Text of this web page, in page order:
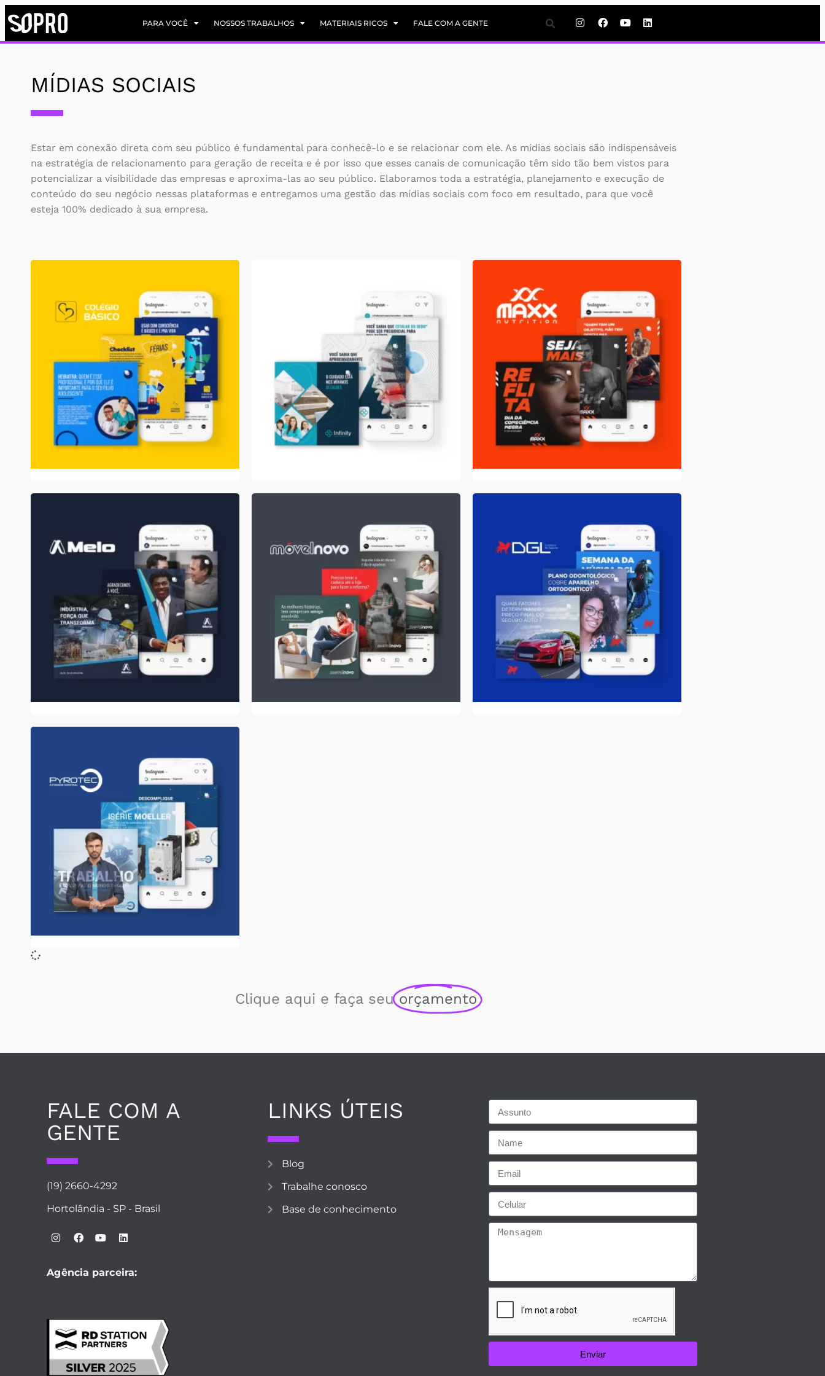
PARA VOCÊ NOSSOS TRABALHOS MATERIAIS RICOS FALE COM A GENTE
MÍDIAS SOCIAIS
Estar em conexão direta com seu público é fundamental para conhecê-lo e se relacionar com ele. As mídias sociais são indispensáveis
na estratégia de relacionamento para geração de receita e é por isso que esses canais de comunicação têm sido tão bem vistos para
potencializar a visibilidade das empresas e aproxima-las ao seu público. Elaboramos toda a estratégia, planejamento e execução de
conteúdo do seu negócio nessas plataformas e entregamos uma gestão das mídias sociais com foco em resultado, para que você
esteja 100% dedicado à sua empresa.
Clique aqui e faça seu orçamento
FALE COM A
GENTE
(19) 2660-4292
Hortolândia - SP - Brasil
Agência parceira:
LINKS ÚTEIS
Blog
Trabalhe conosco
Base de conhecimento
Enviar